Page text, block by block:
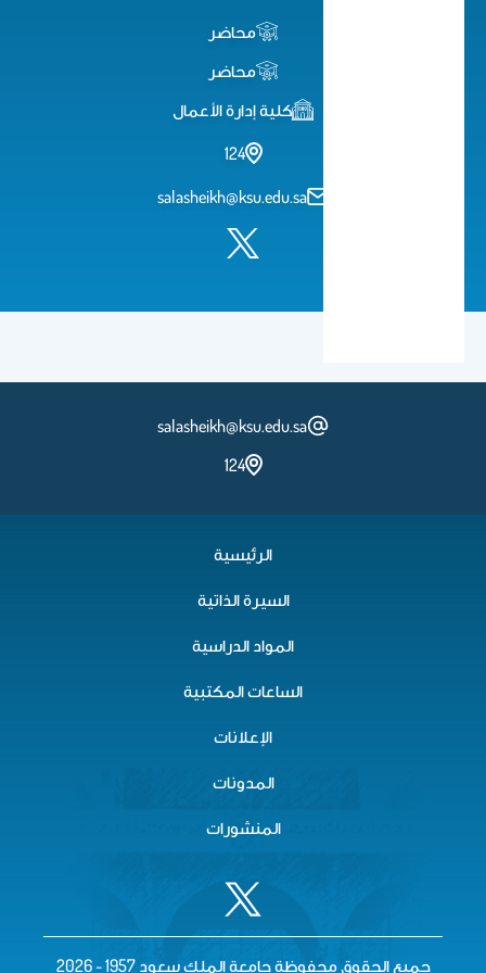
محاضر
محاضر
كلية إدارة الأعمال
124
salasheikh@ksu.edu.sa
salasheikh@ksu.edu.sa
124
الرئيسية
السيرة الذاتية
المواد الدراسية
الساعات المكتبية
الإعلانات
المدونات
المنشورات
جميع الحقوق محفوظة جامعة الملك سعود 1957 - 2026